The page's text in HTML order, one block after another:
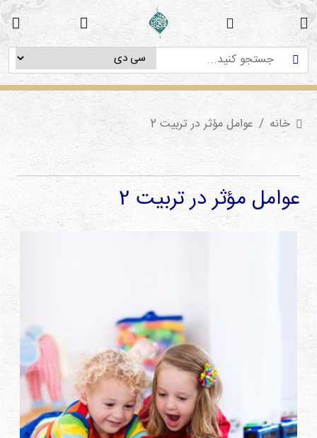
دوره
های
آموزشی
پژوهش
رشته
ای
استاد
درباره
خانه عوامل مؤثر در تربیت 2
عوامل مؤثر در تربیت 2